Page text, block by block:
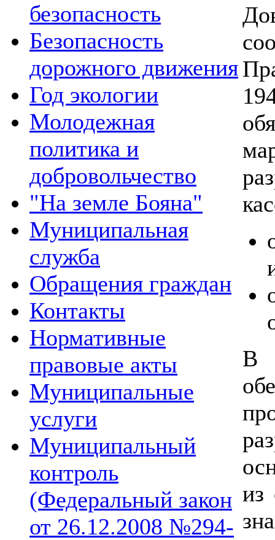
безопасность
Безопасность
дорожного движения
Год экологии
Молодежная
политика и
добровольчество
"На земле Бояна"
Муниципальная
служба
Обращения граждан
Контакты
Нормативные
правовые акты
Муниципальные
услуги
Муниципальный
контроль
(Федеральный закон
от 26.12.2008 №294-
В
из